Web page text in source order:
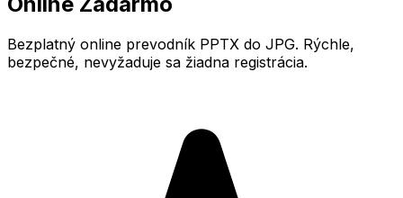
Bezplatný online prevodník PPTX do JPG. Rýchle,
bezpečné, nevyžaduje sa žiadna registrácia.